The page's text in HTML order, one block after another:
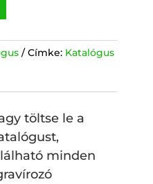
Címke: Katalógus
töltse le a
minden